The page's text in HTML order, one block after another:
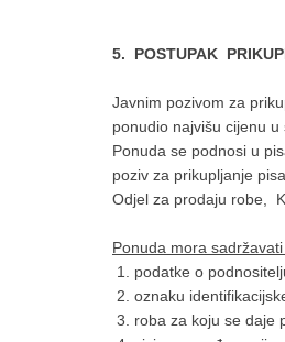
5. POSTUPAK
Javnim pozivom za
ponudio najvišu cijenu
Ponuda se podnosi u
poziv za prikupljanje
Odjel za prodaju robe,
Ponuda mora
1. podatke o
2. oznaku
3. roba za koju se daje